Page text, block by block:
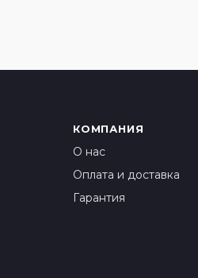
КОМПАНИЯ
О нас
Оплата и доставка
Гарантия